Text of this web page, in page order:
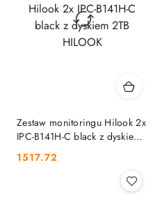
Zestaw monitoringu Hilook 2x
IPC-B141H-C black z dyskiem
Cena:
1517.72